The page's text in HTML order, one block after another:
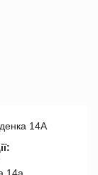
14А
14а,